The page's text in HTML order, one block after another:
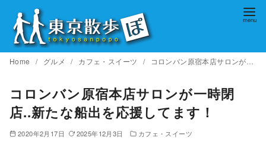
ンHome グルメ カフェ・スイーツ コロンバン原宿本店サロンが一時閉店..新たな船出を応援してます！
コロンバン原宿本店サロンが一時閉
店..新たな船出を応援してます！
2020年2月17日 2025年12月3日 カフェ・スイーツ